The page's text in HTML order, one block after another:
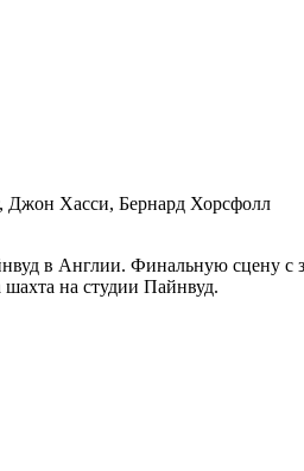
Хасси, Бернард Хорсфолл
в Англии. Финальную сцену с
на студии Пайнвуд.